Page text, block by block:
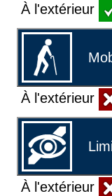
À l'extérieur
À l'extérieur
À l'extérieur